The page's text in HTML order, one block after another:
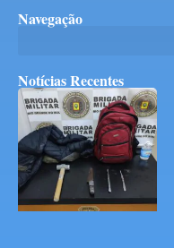
Navegação
Notícias Recentes